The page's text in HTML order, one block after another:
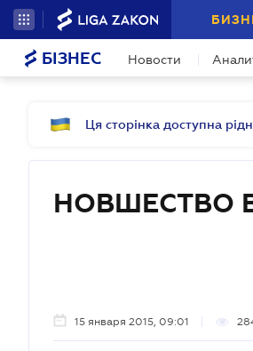
БІЗНЕС Новости
Ця сторінка доступна
НОВШЕСТВО
15 января 2015, 09:01